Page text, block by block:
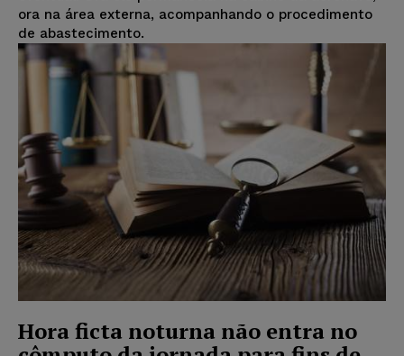
ora na área externa, acompanhando o procedimento
de abastecimento.
Hora ficta noturna não entra no